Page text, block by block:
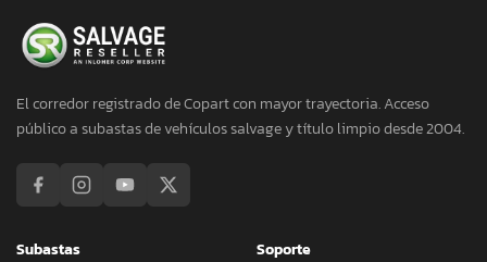
El corredor registrado de Copart con mayor trayectoria. Acceso
público a subastas de vehículos salvage y título limpio desde 2004.
Subastas
Soporte